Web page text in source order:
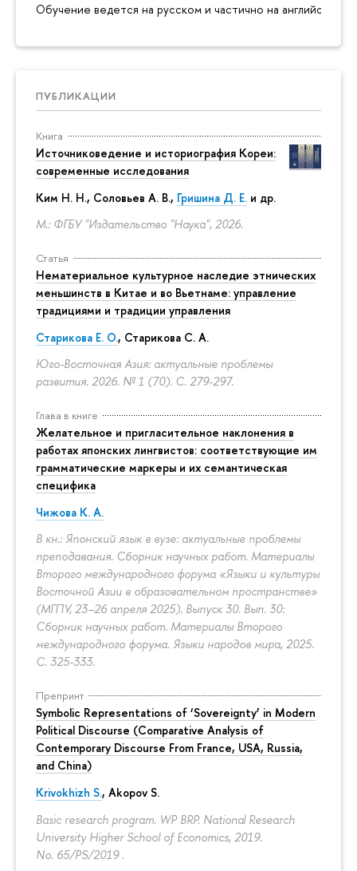
Обучение ведется на русском и частично на английском
ПУБЛИКАЦИИ
Книга
Источниковедение и историография Кореи:
современные исследования
Ким Н. Н., Соловьев А. В., Гришина Д. Е. и др.
М.: ФГБУ "Издательство "Наука", 2026.
Статья
Нематериальное культурное наследие этнических
меньшинств в Китае и во Вьетнаме: управление
традициями и традиции управления
Старикова Е. О., Старикова С. А.
Юго-Восточная Азия: актуальные проблемы
развития. 2026. № 1 (70). С. 279-297.
Глава в книге
Желательное и пригласительное наклонения в
работах японских лингвистов: соответствующие им
грамматические маркеры и их семантическая
специфика
Чижова К. А.
В кн.: Японский язык в вузе: актуальные проблемы
преподавания. Сборник научных работ. Материалы
Второго международного форума «Языки и культуры
Восточной Азии в образовательном пространстве»
(МГПУ, 23–26 апреля 2025). Выпуск 30. Вып. 30:
Сборник научных работ. Материалы Второго
международного форума. Языки народов мира, 2025.
С. 325-333.
Препринт
Symbolic Representations of ‘Sovereignty’ in Modern
Political Discourse (Comparative Analysis of
Contemporary Discourse From France, USA, Russia,
and China)
Krivokhizh S., Akopov S.
Basic research program. WP BRP. National Research
University Higher School of Economics, 2019.
No. 65/PS/2019 .